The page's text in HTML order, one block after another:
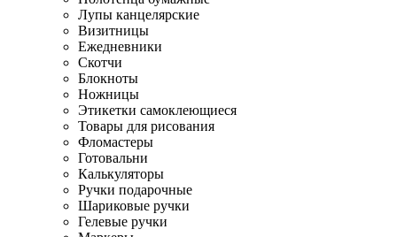
Лупы канцелярские
Визитницы
Ежедневники
Скотчи
Блокноты
Ножницы
Этикетки самоклеющиеся
Товары для рисования
Фломастеры
Готовальни
Калькуляторы
Ручки подарочные
Шариковые ручки
Гелевые ручки